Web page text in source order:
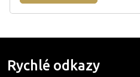
Rychlé odkazy